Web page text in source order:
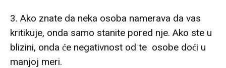
3. Ako znate da neka osoba namerava da vas
kritikuje, onda samo stanite pored nje. Ako ste u
blizini, onda će negativnost od te osobe doći u
manjoj meri.